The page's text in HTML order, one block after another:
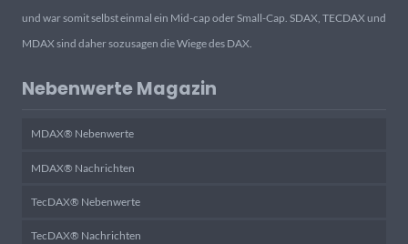
und war somit selbst einmal ein Mid-cap oder Small-Cap. SDAX, TECDAX und
MDAX sind daher sozusagen die Wiege des DAX.
Nebenwerte Magazin
MDAX® Nebenwerte
MDAX® Nachrichten
TecDAX® Nebenwerte
TecDAX® Nachrichten